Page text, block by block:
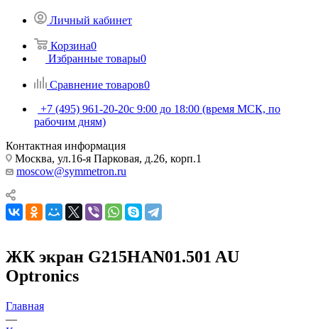
Личный кабинет
Корзина0
Избранные товары0
Сравнение товаров0
+7 (495) 961-20-20с 9:00 до 18:00 (время МСК, по
рабочим дням)
Контактная информация
Москва, ул.16-я Парковая, д.26, корп.1
moscow@symmetron.ru
ЖК экран G215HAN01.501 AU
Optronics
Главная
—